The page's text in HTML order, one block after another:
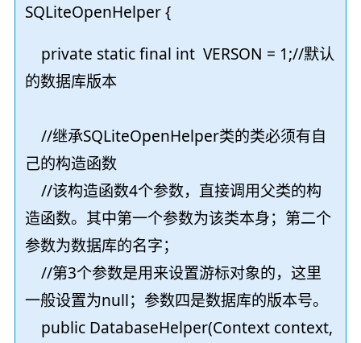
SQLiteOpenHelper {
private static final int VERSON = 1;//默认
的数据库版本
//继承SQLiteOpenHelper类的类必须有自
己的构造函数
//该构造函数4个参数，直接调用父类的构
造函数。其中第一个参数为该类本身；第二个
参数为数据库的名字；
//第3个参数是用来设置游标对象的，这里
一般设置为null；参数四是数据库的版本号。
public DatabaseHelper(Context context,